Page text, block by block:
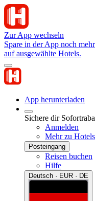
Zur App wechseln
Spare in der App noch
auf ausgewählte Hotels.
App herunterladen
Sichere dir
Anmelden
Mehr zu
Posteingang
Reisen buchen
Hilfe
Deutsch · EUR · DE